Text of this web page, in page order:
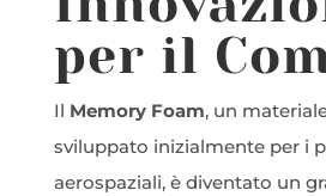
per il
Il Memory Foam, un
sviluppato inizialmente per i
aerospaziali, è diventato un